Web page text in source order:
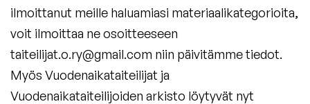
ilmoittanut meille haluamiasi materiaalikategorioita,
voit ilmoittaa ne osoitteeseen
taiteilijat.o.ry@gmail.com niin päivitämme tiedot.
Myös Vuodenaikataiteilijat ja
Vuodenaikataiteilijoiden arkisto löytyvät nyt